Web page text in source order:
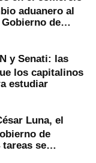
aduanero al
de
y Senati: las
los capitalinos
estudiar
Luna, el
de
se